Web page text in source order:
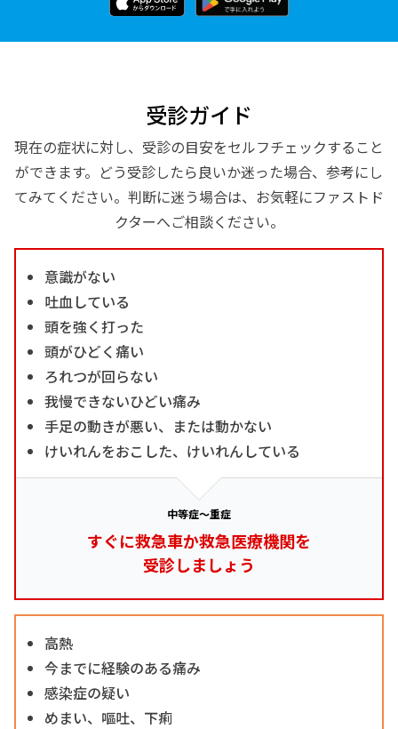
受診ガイド
現在の症状に対し、受診の目安をセルフチェックすること
ができます。どう受診したら良いか迷った場合、参考にし
てみてください。判断に迷う場合は、お気軽にファストド
クターへご相談ください。
意識がない
吐血している
頭を強く打った
頭がひどく痛い
ろれつが回らない
我慢できないひどい痛み
手足の動きが悪い、または動かない
けいれんをおこした、けいれんしている
中等症～重症
すぐに救急車か救急医療機関を
受診しましょう
高熱
今までに経験のある痛み
感染症の疑い
めまい、嘔吐、下痢